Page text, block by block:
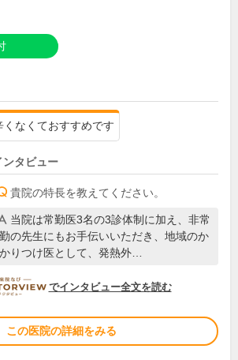
くなくておすすめです
ンタビュー
貴院の特長を教えてください。
当院は常勤医3名の3診体制に加え、非常
勤の先生にもお手伝いいただき、地域のか
かりつけ医として、発熱外…
DOCTORVIEW
でインタビュー全文を読む
この医院の詳細をみる